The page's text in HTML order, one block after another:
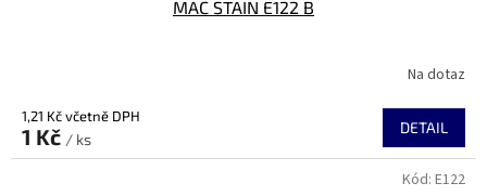
MAC STAIN E122 B
Na dotaz
1,21 Kč včetně DPH
1 Kč / ks
DETAIL
Kód: E122